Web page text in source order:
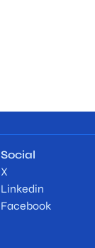
Social
X
Linkedin
Facebook